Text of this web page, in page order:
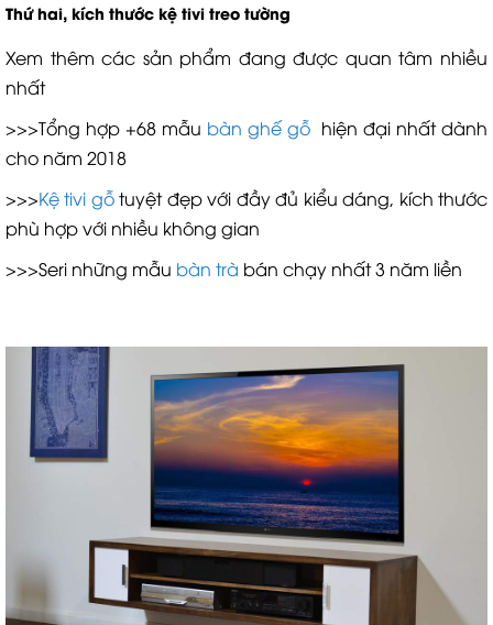
Thứ hai, kích thước kệ tivi treo tường
Xem thêm các sản phẩm đang được quan tâm nhiều
nhất
>>>Tổng hợp +68 mẫu bàn ghế gỗ hiện đại nhất dành
cho năm 2018
>>>Kệ tivi gỗtuyệt đẹp với đầy đủ kiểu dáng, kích thước
phù hợp với nhiều không gian
>>>Seri những mẫu bàn trà bán chạy nhất 3 năm liền